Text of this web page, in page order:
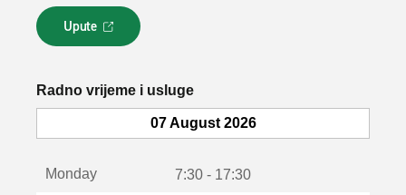
Upute
L
i
k
o
Radno vrijeme i usluge
07 August 2026
Monday 7:30 - 17:30